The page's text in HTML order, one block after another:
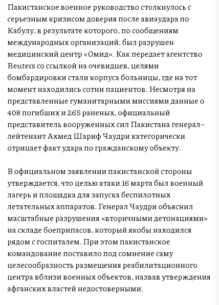
Пакистанское военное руководство столкнулось с
серьезным кризисом доверия после авиаудара по
Кабулу, в результате которого, по сообщениям
международных организаций, был разрушен
медицинский центр «Омид». Как передает агентство
Reuters со ссылкой на очевидцев, целями
бомбардировки стали корпуса больницы, где на тот
момент находились сотни пациентов. Несмотря на
представленные гуманитарными миссиями данные о
408 погибших и 265 раненых, официальный
представитель вооруженных сил Пакистана генерал–
лейтенант Ахмед Шариф Чаудри категорически
отрицает факт удара по гражданскому объекту.
В официальном заявлении пакистанской стороны
утверждается, что целью атаки 16 марта был военный
лагерь и площадка для запуска беспилотных
летательных аппаратов. Генерал Чаудри объяснил
масштабные разрушения «вторичными детонациями»
на складе боеприпасов, который якобы находился
рядом с госпиталем. При этом пакистанское
командование поставило под сомнение саму
целесообразность размещения реабилитационного
центра вблизи военных объектов, назвав утверждения
афганских властей недостоверными.